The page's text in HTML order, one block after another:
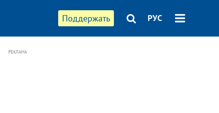
Поддержать РУС
РЕКЛАМА